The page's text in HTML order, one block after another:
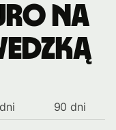
na
90 dni